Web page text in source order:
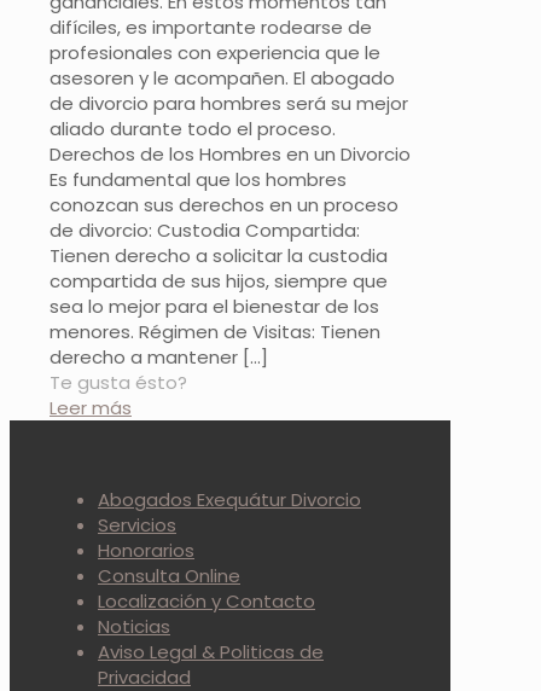
difíciles, es importante rodearse de
profesionales con experiencia que le
asesoren y le acompañen. El abogado
de divorcio para hombres será su mejor
aliado durante todo el proceso.
Derechos de los Hombres en un Divorcio
Es fundamental que los hombres
conozcan sus derechos en un proceso
de divorcio: Custodia Compartida:
Tienen derecho a solicitar la custodia
compartida de sus hijos, siempre que
sea lo mejor para el bienestar de los
menores. Régimen de Visitas: Tienen
derecho a mantener […]
Te gusta ésto?
Leer más
Abogados Exequátur Divorcio
Servicios
Honorarios
Consulta Online
Localización y Contacto
Noticias
Aviso Legal & Politicas de
Privacidad